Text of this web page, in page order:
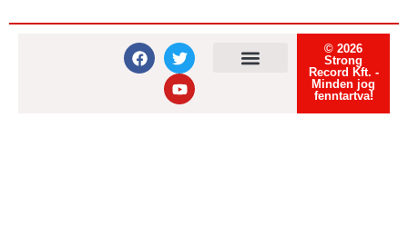
© 2026
Strong
Record Kft. -
Minden jog
fenntartva!